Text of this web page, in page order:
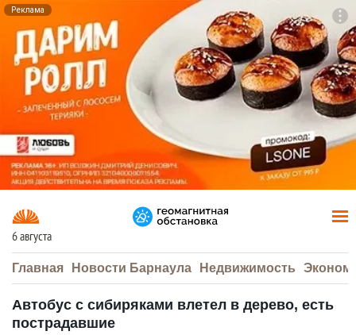
Реклама
6 августа
Главная Новости Барнаула Недвижимость
Автобус с сибиряками влетел в дерево, есть
пострадавшие